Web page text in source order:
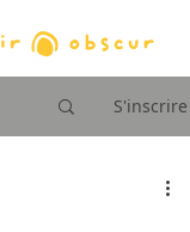
S'inscrire